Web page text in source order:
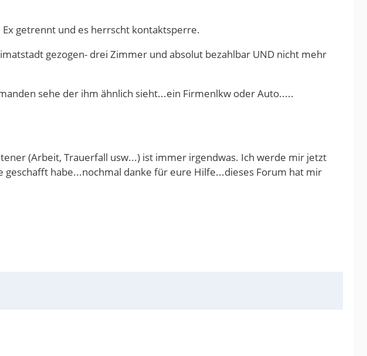
getrennt und es herrscht kontaktsperre.
gezogen- drei Zimmer und absolut bezahlbar UND nicht mehr
sehe der ihm ähnlich sieht...ein Firmenlkw oder Auto.....
(Arbeit, Trauerfall usw...) ist immer irgendwas. Ich werde mir jetzt
geschafft habe...nochmal danke für eure Hilfe...dieses Forum hat mir